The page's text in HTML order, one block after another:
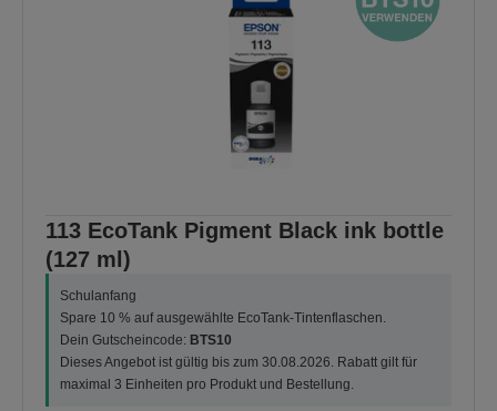
113 EcoTank Pigment Black ink bottle
(127 ml)
Schulanfang
Spare 10 % auf ausgewählte EcoTank-Tintenflaschen.
Dein Gutscheincode: BTS10
Dieses Angebot ist gültig bis zum 30.08.2026. Rabatt gilt für
maximal 3 Einheiten pro Produkt und Bestellung.